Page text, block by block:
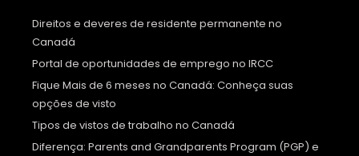
Direitos e deveres de residente permanente no
Canadá
Portal de oportunidades de emprego no IRCC
Fique Mais de 6 meses no Canadá: Conheça suas
opções de visto
Tipos de vistos de trabalho no Canadá
Diferença: Parents and Grandparents Program (PGP) e